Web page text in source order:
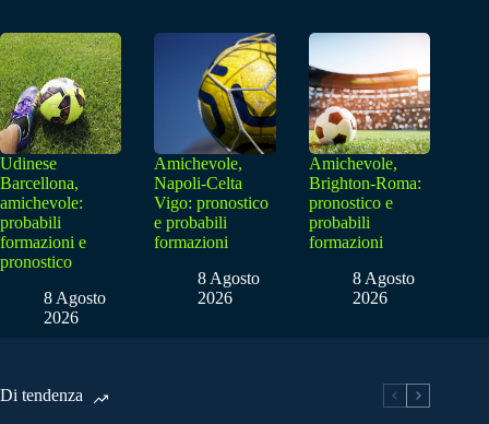
Udinese
Barcellona,
amichevole:
probabili
formazioni e
pronostico
8 Agosto
2026
Amichevole,
Napoli-Celta
Vigo: pronostico
e probabili
formazioni
8 Agosto
2026
Amichevole,
Brighton-Roma:
pronostico e
probabili
formazioni
8 Agosto
2026
Di tendenza